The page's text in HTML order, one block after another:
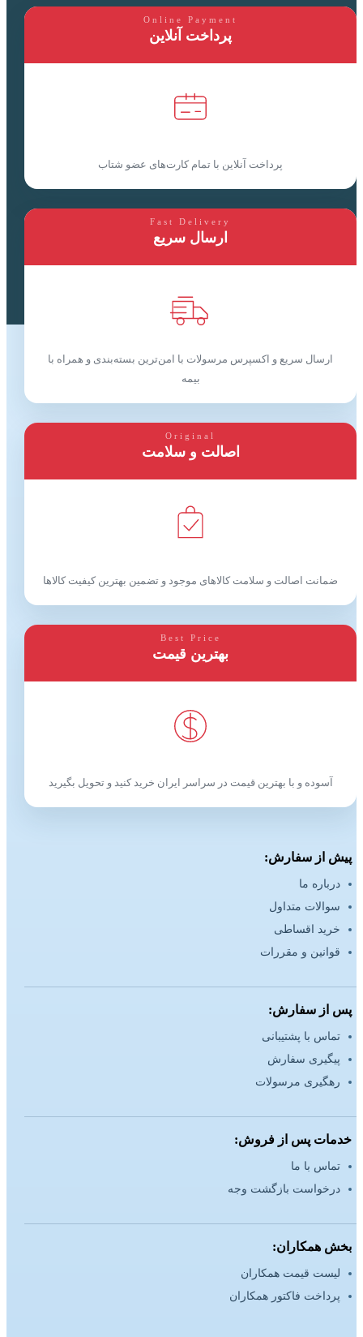
Online Payment
پرداخت آنلاین
پرداخت آنلاین با تمام کارت‌های عضو شتاب
Fast Delivery
ارسال سریع
ارسال سریع و اکسپرس مرسولات با امن‌ترین بسته‌بندی و همراه با
بیمه
Original
اصالت و سلامت
ضمانت اصالت و سلامت کالاهای موجود و تضمین بهترین کیفیت کالاها
Best Price
بهترین قیمت
آسوده و با بهترین قیمت در سراسر ایران خرید کنید و تحویل بگیرید
پیش از سفارش:
درباره ما
سوالات متداول
خرید اقساطی
قوانین و مقررات
پس از سفارش:
تماس با پشتیبانی
پیگیری سفارش
رهگیری مرسولات
خدمات پس از فروش:
تماس با ما
درخواست بازگشت وجه
بخش همکاران:
لیست قیمت همکاران
پرداخت فاکتور همکاران